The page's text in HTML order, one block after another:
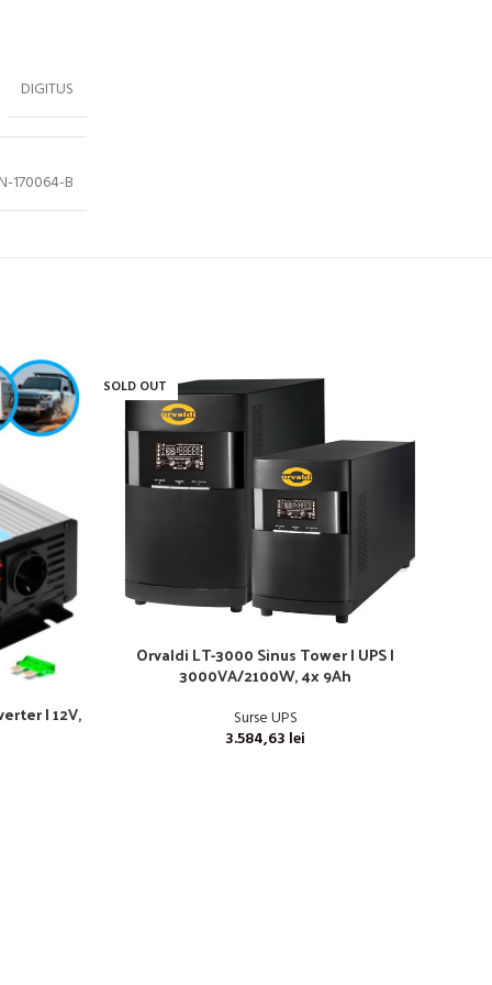
DIGITUS
170064-B
| 12V,
SOLD OUT
Orvaldi LT-3000 Sinus Tower | UPS |
3000VA/2100W, 4x 9Ah
Surse UPS
3.584,63 lei